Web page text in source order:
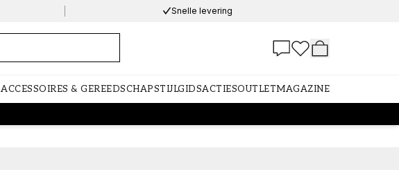
Snelle levering
ACCESSOIRES & GEREEDSCHAPSTIJLGIDSACTIESOUTLETMAGAZINE